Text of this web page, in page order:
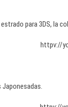
estrado para 3DS, la
httpv://
Japonesadas.